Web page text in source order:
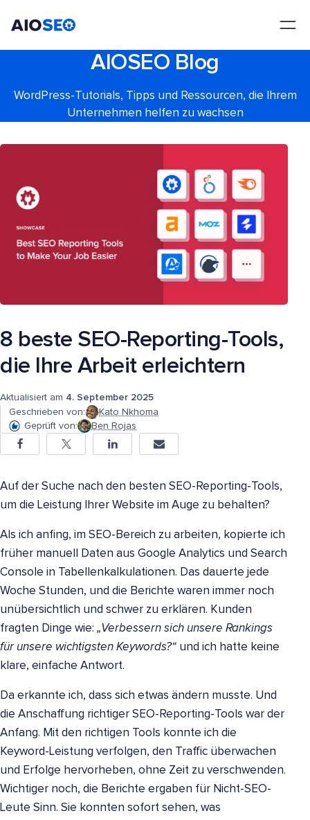
AIOSEO Blog
WordPress-Tutorials, Tipps und Ressourcen, die Ihrem
Unternehmen helfen zu wachsen
8 beste SEO-Reporting-Tools,
die Ihre Arbeit erleichtern
Aktualisiert am 4. September 2025
Geschrieben von:
Kato Nkhoma
Geprüft von:
Ben Rojas
Auf der Suche nach den besten SEO-Reporting-Tools,
um die Leistung Ihrer Website im Auge zu behalten?
Als ich anfing, im SEO-Bereich zu arbeiten, kopierte ich
früher manuell Daten aus Google Analytics und Search
Console in Tabellenkalkulationen. Das dauerte jede
Woche Stunden, und die Berichte waren immer noch
unübersichtlich und schwer zu erklären. Kunden
fragten Dinge wie: „Verbessern sich unsere Rankings
für unsere wichtigsten Keywords?“ und ich hatte keine
klare, einfache Antwort.
Da erkannte ich, dass sich etwas ändern musste. Und
die Anschaffung richtiger SEO-Reporting-Tools war der
Anfang. Mit den richtigen Tools konnte ich die
Keyword-Leistung verfolgen, den Traffic überwachen
und Erfolge hervorheben, ohne Zeit zu verschwenden.
Wichtiger noch, die Berichte ergaben für Nicht-SEO-
Leute Sinn. Sie konnten sofort sehen, was